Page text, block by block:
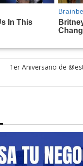
1er Aniversario de